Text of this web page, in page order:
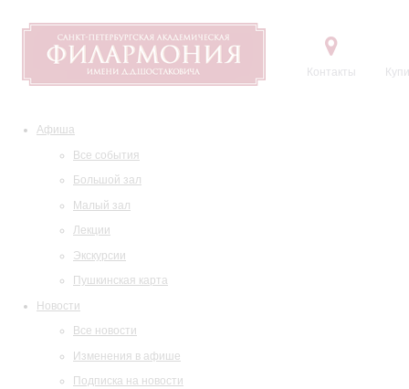
Контакты
Афиша
Все события
Большой зал
Малый зал
Лекции
Экскурсии
Пушкинская карта
Новости
Все новости
Изменения в афише
Подписка на новости